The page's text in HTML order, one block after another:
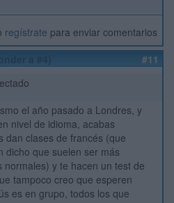
regístrate para enviar comentarios
#11
el año pasado a Londres, y
nivel de idioma, acabas
dan clases de francés (que
dicho que suelen ser más
normales) y te hacen un test de
tampoco creo que esperen
es en grupo, todos los que